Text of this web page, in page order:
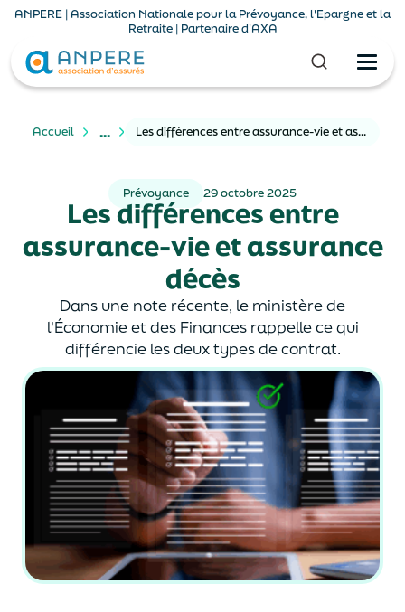
ANPERE | Association Nationale pour la Prévoyance, l'Epargne et la
Retraite | Partenaire d'AXA
Accueil ... Les différences entre assurance-vie et assurance décès
Prévoyance 29 octobre 2025
Les différences entre
assurance-vie et assurance
décès
Dans une note récente, le ministère de
l'Économie et des Finances rappelle ce qui
différencie les deux types de contrat.